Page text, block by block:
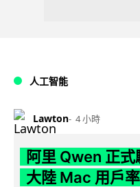
人工智能
Lawton 4 小時
阿里 Qwen 正
大陸 Mac 用戶